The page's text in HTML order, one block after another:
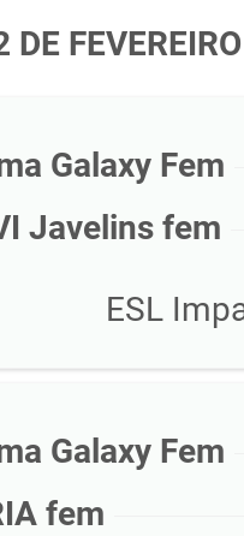
DE
Galaxy Fem
Javelins fem
ESL
Galaxy Fem
fem